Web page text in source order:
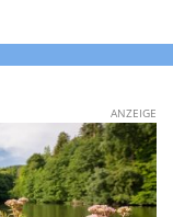
ANZEIGE